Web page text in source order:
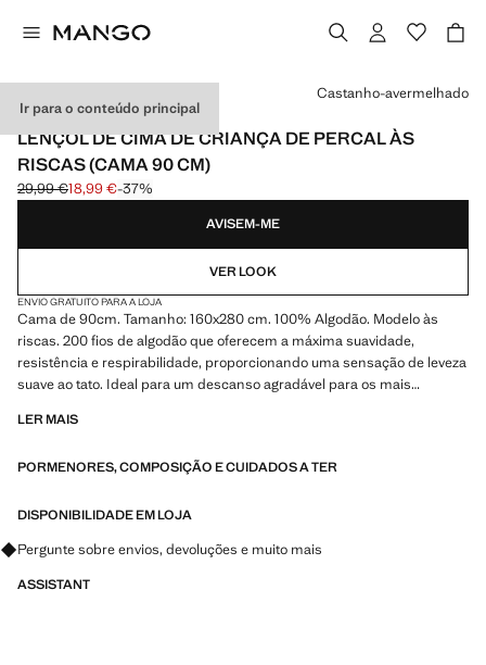
Ir para o conteúdo principal
MADE IN SPAIN
LENÇOL DE CIMA DE CRIANÇA DE PERCAL ÀS
RISCAS (CAMA 90 CM)
Preço inicial riscado [29,99 € ]
29,99 €
Preço atual [18,99 € ]
18,99 €-37%
Selecione uma cor
Castanho-avermelhado
AVISEM-ME
VER LOOK
ENVIO GRATUITO PARA A LOJA
Cama de 90cm. Tamanho: 160x280 cm. 100% Algodão. Modelo às
riscas. 200 fios de algodão que oferecem a máxima suavidade,
resistência e respirabilidade, proporcionando uma sensação de leveza
suave ao tato. Ideal para um descanso agradável para os mais
em saldos
LER MAIS
PORMENORES, COMPOSIÇÃO E CUIDADOS A TER
DISPONIBILIDADE EM LOJA
Pergunte sobre envios, devoluções e muito mais
ASSISTANT